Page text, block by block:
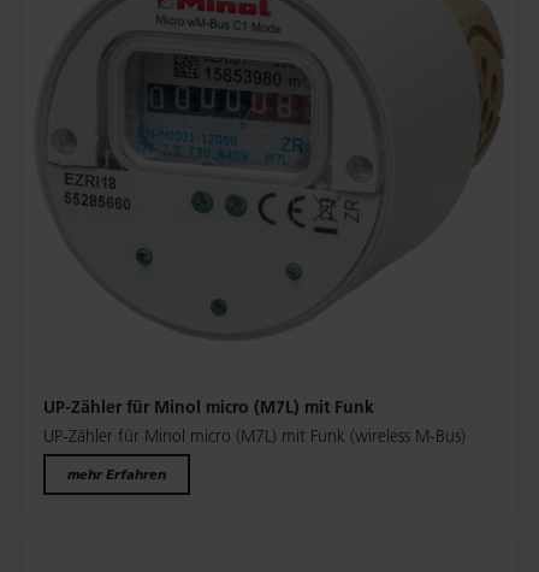
UP-Zähler für Minol micro (M7L) mit Funk
UP-Zähler für Minol micro (M7L) mit Funk (wireless M-Bus)
mehr Erfahren